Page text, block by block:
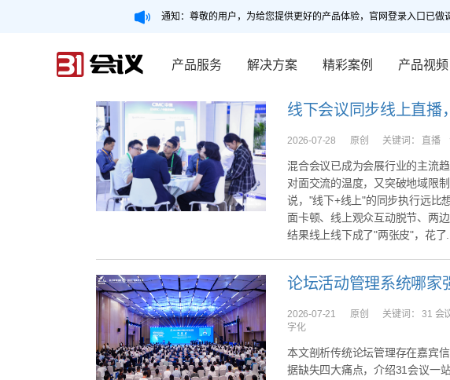
通知：尊敬的用户，为给您提供更好的产品体验，官网登录入口已
产品服务 解决方案 精彩案例 产品视频
2026-07-28 原创 关键词： 直播
混合会议已成为会展行业的主流
对面交流的温度，又突破地域限
说，"线下+线上"的同步执行远比
面卡顿、线上观众互动脱节、两
结果线上线下成了"两张皮"，花了...
论坛活动管理系统哪家
2026-07-21 原创 关键词：31 会
字化
本文剖析传统论坛管理存在嘉宾
据缺失四大痛点，介绍31会议一